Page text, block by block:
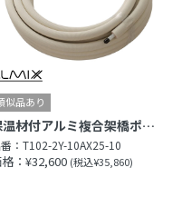
保温材付アルミ複合架橋ポリエチレン管（Type X）
：T102-2Y-10AX25-10
：¥32,600 (税込¥35,860)